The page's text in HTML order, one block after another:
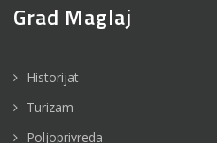
Grad Maglaj
Historijat
Turizam
Poljoprivreda